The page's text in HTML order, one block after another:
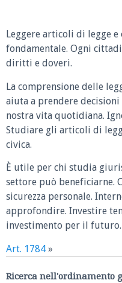
Leggere articoli di legge
fondamentale. Ogni
diritti e doveri.
La comprensione delle
aiuta a prendere
nostra vita quotidiana.
Studiare gli articoli di
civica.
È utile per chi studia
settore può beneficiarne.
sicurezza personale.
approfondire. Investire
investimento per il futuro.
Art. 1784 »
Ricerca nell'ordinamento